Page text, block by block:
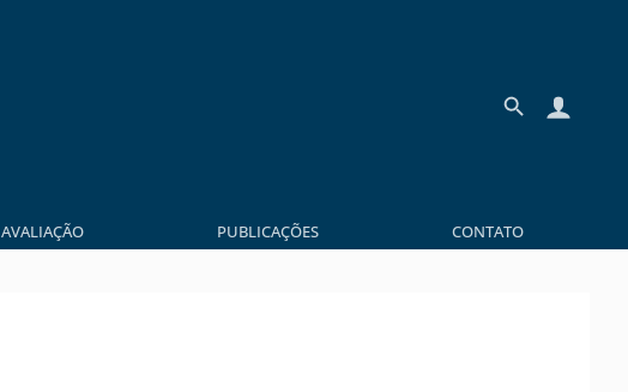
AVALIAÇÃO PUBLICAÇÕES CONTATO